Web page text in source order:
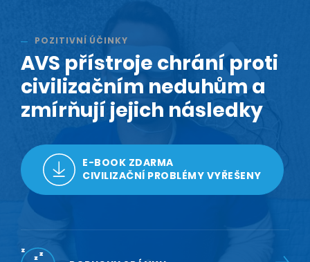
POZITIVNÍ ÚČINKY
AVS přístroje chrání proti
civilizačním neduhům a
zmírňují jejich následky
E-BOOK ZDARMA
CIVILIZAČNÍ PROBLÉMY VYŘEŠENY